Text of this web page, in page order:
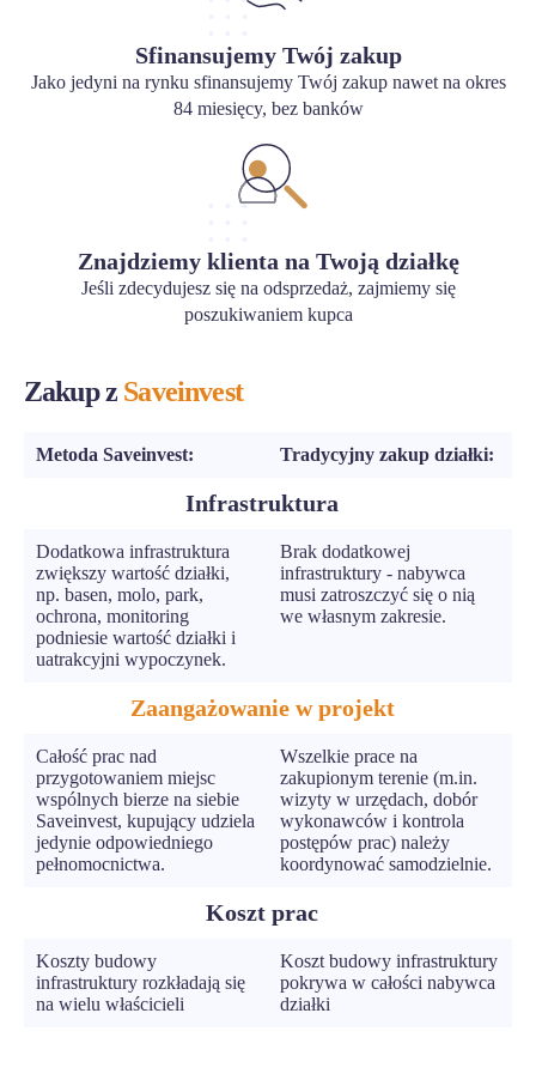
Sfinansujemy Twój zakup
Jako jedyni na rynku sfinansujemy Twój zakup nawet na okres
84 miesięcy, bez banków
Znajdziemy klienta na Twoją działkę
Jeśli zdecydujesz się na odsprzedaż, zajmiemy się
poszukiwaniem kupca
Zakup z Saveinvest
Metoda Saveinvest: Tradycyjny zakup działki:
Infrastruktura
Dodatkowa infrastruktura
zwiększy wartość działki,
np. basen, molo, park,
ochrona, monitoring
podniesie wartość działki i
uatrakcyjni wypoczynek.
Brak dodatkowej
infrastruktury - nabywca
musi zatroszczyć się o nią
we własnym zakresie.
Zaangażowanie w projekt
Całość prac nad
przygotowaniem miejsc
wspólnych bierze na siebie
Saveinvest, kupujący udziela
jedynie odpowiedniego
pełnomocnictwa.
Wszelkie prace na
zakupionym terenie (m.in.
wizyty w urzędach, dobór
wykonawców i kontrola
postępów prac) należy
koordynować samodzielnie.
Koszt prac
Koszty budowy
infrastruktury rozkładają się
na wielu właścicieli
Koszt budowy infrastruktury
pokrywa w całości nabywca
działki